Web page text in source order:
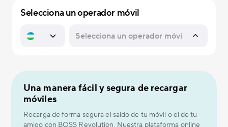
Selecciona un operador móvil
Una manera fácil y segura de recargar
móviles
Recarga de forma segura el saldo de tu móvil o el de tu
amigo con BOSS Revolution. Nuestra plataforma online